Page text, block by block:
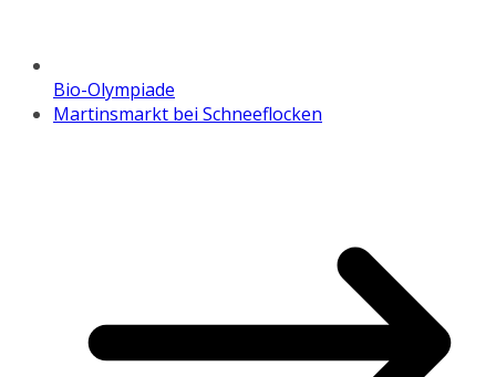
Bio-Olympiade
Martinsmarkt bei Schneeflocken